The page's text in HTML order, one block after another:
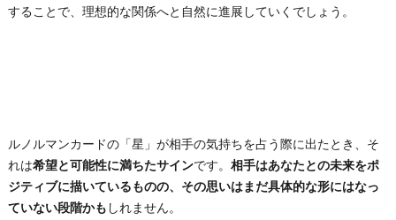
することで、理想的な関係へと自然に進展していくでしょう。
ルノルマンカードの「星」が相手の気持ちを占う際に出たとき、そ
れは希望と可能性に満ちたサインです。 相手はあなたとの未来をポ
ジティブに描いているものの、その思いはまだ具体的な形にはなっ
ていない段階かも しれません。